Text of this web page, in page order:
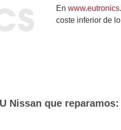
En
coste inferior de
Nissan que reparamos: